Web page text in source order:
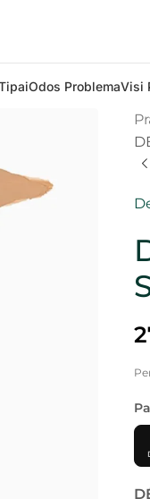
Odos ProblemaVisi